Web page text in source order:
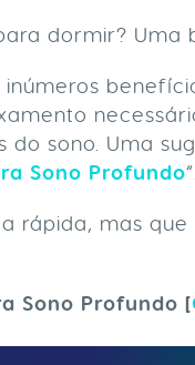
dormir?
do sono. Uma
Sono Profundo“.
rápida, mas
Sono Profundo [